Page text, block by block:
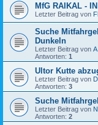
MfG RAIKAL -
Letzter Beitrag von
Suche
Dunkeln
Letzter Beitrag von
Antworten: 1
Ultor Kutte
Letzter Beitrag von
Antworten: 3
Suche
Letzter Beitrag von
Antworten: 2